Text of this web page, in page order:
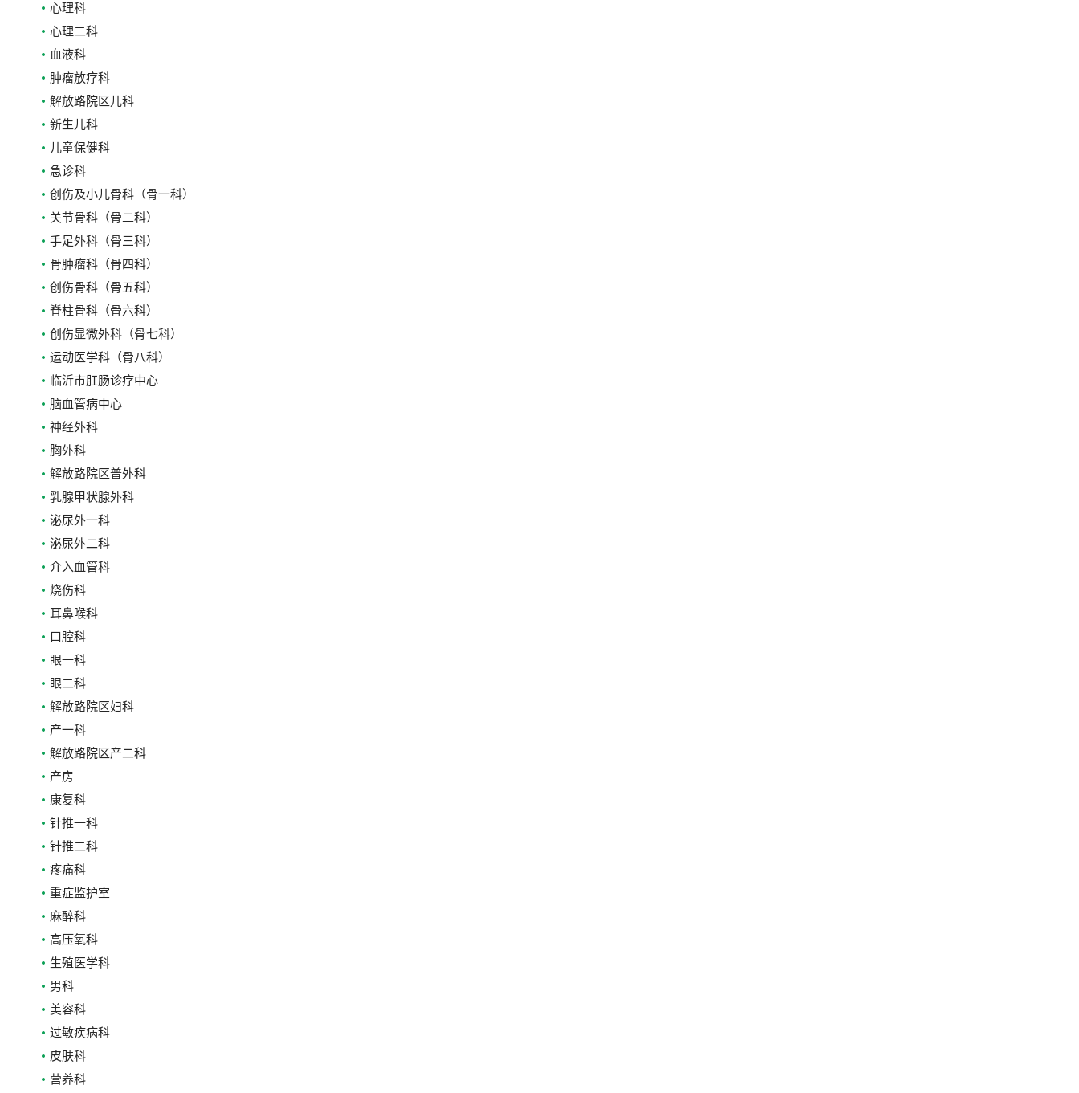
心理科
心理二科
血液科
肿瘤放疗科
解放路院区儿科
新生儿科
儿童保健科
急诊科
创伤及小儿骨科（骨一科）
关节骨科（骨二科）
手足外科（骨三科）
骨肿瘤科（骨四科）
创伤骨科（骨五科）
脊柱骨科（骨六科）
创伤显微外科（骨七科）
运动医学科（骨八科）
临沂市肛肠诊疗中心
脑血管病中心
神经外科
胸外科
解放路院区普外科
乳腺甲状腺外科
泌尿外一科
泌尿外二科
介入血管科
烧伤科
耳鼻喉科
口腔科
眼一科
眼二科
解放路院区妇科
产一科
解放路院区产二科
产房
康复科
针推一科
针推二科
疼痛科
重症监护室
麻醉科
高压氧科
生殖医学科
男科
美容科
过敏疾病科
皮肤科
营养科